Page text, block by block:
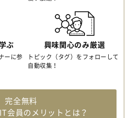
ぶ
ーに参
興味関心のみ厳選
トピック（タグ）をフォローして
自動収集！
完全無料
会員のメリットとは？